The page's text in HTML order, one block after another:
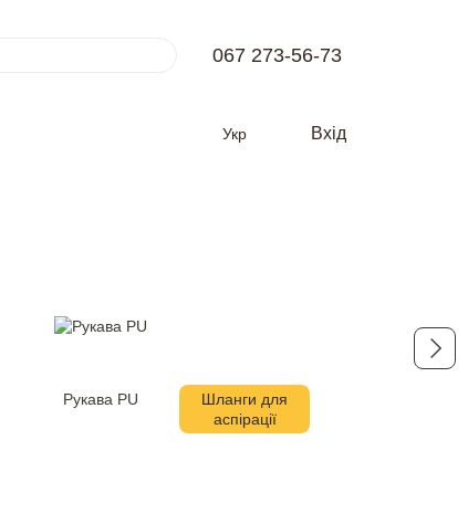
067 273-56-73
Укр Вхід
Рукава PU
Шланги для
аспірації